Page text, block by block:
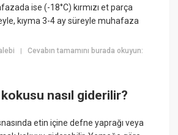
ise (-18°C) kırmızı et parça
kıyma 3-4 ay süreyle muhafaza
|Cevabın tamamını burada okuyun:
nasıl giderilir?
etin içine defne yaprağı veya